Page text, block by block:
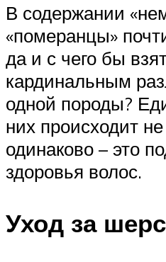
В содержании
«померанцы»
да и с чего бы
кардинальным
одной породы?
них происходит
одинаково – это
здоровья волос.
Уход за